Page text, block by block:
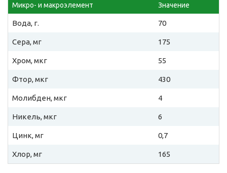
Микро- и макроэлемент Значение
Вода, г. 70
Сера, мг 175
Хром, мкг 55
Фтор, мкг 430
Молибден, мкг 4
Никель, мкг 6
Цинк, мг 0,7
Хлор, мг 165